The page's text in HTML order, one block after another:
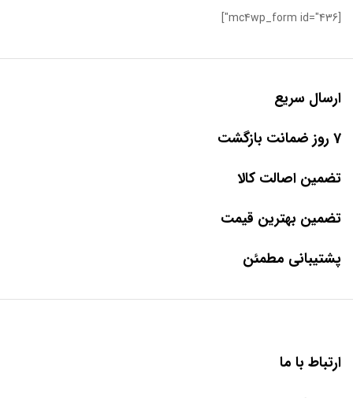
[mc4wp_form id="436"]
ارسال سریع
7 روز ضمانت بازگشت
تضمین اصالت کالا
تضمین بهترین قیمت
پشتیبانی مطمئن
ارتباط با ما